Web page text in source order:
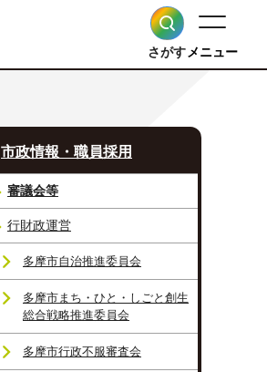
さがすメニュー
市政情報・職員採用
審議会等
行財政運営
多摩市自治推進委員会
多摩市まち・ひと・しごと創生
総合戦略推進委員会
多摩市行政不服審査会